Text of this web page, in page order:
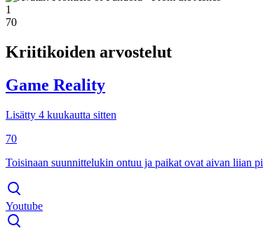
1
70
Kriitikoiden arvostelut
Game Reality
Lisätty 4 kuukautta sitten
70
Toisinaan suunnittelukin ontuu ja paikat ovat aivan liian
Youtube